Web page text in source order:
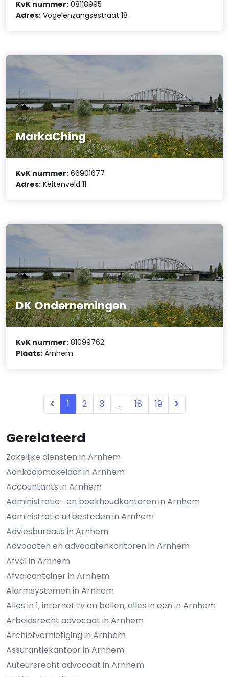
Gerelateerd
Zakelijke diensten in Arnhem
Aankoopmakelaar in Arnhem
Accountants in Arnhem
Administratie- en boekhoudkantoren in Arnhem
Administratie uitbesteden in Arnhem
Adviesbureaus in Arnhem
Advocaten en advocatenkantoren in Arnhem
Afval in Arnhem
Afvalcontainer in Arnhem
Alarmsystemen in Arnhem
Alles in 1, internet tv en bellen, alles in een in Arnhem
Arbeidsrecht advocaat in Arnhem
Archiefvernietiging in Arnhem
Assurantiekantoor in Arnhem
Auteursrecht advocaat in Arnhem
KvK nummer: 08118995
Adres: Vogelenzangsestraat 18
MarkaChing
KvK nummer: 66901677
Adres: Keltenveld 11
DK Ondernemingen
KvK nummer: 81099762
Plaats: Arnhem
1 2 3 ... 18 19